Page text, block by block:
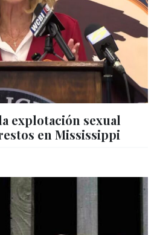
explotación sexual
en Mississippi